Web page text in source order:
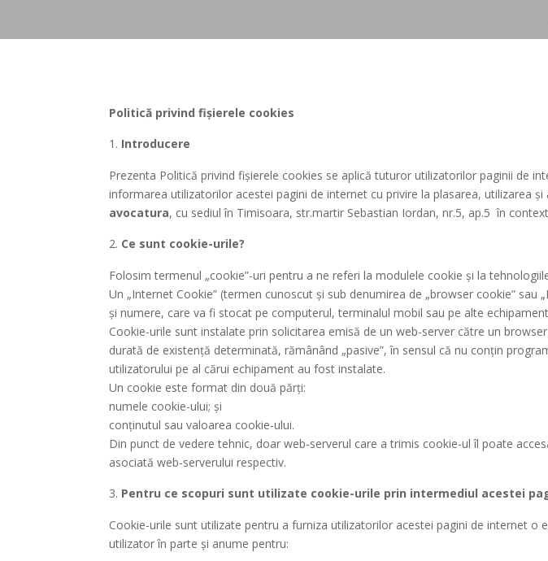
Politică privind fișierele cookies
Introducere
Prezenta Politică privind fișierele cookies se aplică tuturor utilizatorilor paginii de
informarea utilizatorilor acestei pagini de internet cu privire la plasarea, utilizarea
avocatura, cu sediul în Timisoara, str.martir Sebastian Iordan, nr.5, ap.5 în
Ce sunt cookie-urile?
Folosim termenul „cookie”-uri pentru a ne referi la modulele cookie și la
Un „Internet Cookie” (termen cunoscut și sub denumirea de „browser cookie”
și numere, care va fi stocat pe computerul, terminalul mobil sau pe alte
Cookie-urile sunt instalate prin solicitarea emisă de un web-server către un
durată de existență determinată, rămânând „pasive”, în sensul că nu conțin
utilizatorului pe al cărui echipament au fost instalate.
Un cookie este format din două părți:
numele cookie-ului; și
conținutul sau valoarea cookie-ului.
Din punct de vedere tehnic, doar web-serverul care a trimis cookie-ul îl poate
asociată web-serverului respectiv.
Pentru ce scopuri sunt utilizate cookie-urile prin intermediul acestei
Cookie-urile sunt utilizate pentru a furniza utilizatorilor acestei pagini de internet
utilizator în parte și anume pentru: